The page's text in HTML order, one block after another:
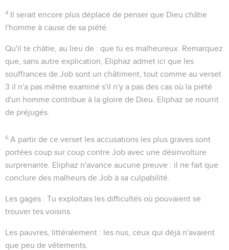
4 Il serait encore plus déplacé de penser que Dieu châtie
l'homme à cause de sa piété.
Qu'il te châtie , au lieu de : que tu es malheureux. Remarquez
que, sans autre explication, Eliphaz admet ici que les
souffrances de Job sont un châtiment, tout comme au verset
3 il n'a pas même examiné s'il n'y a pas des cas où la piété
d'un homme contribue à la gloire de Dieu. Eliphaz se nourrit
de préjugés.
6 A partir de ce verset les accusations les plus graves sont
portées coup sur coup contre Job avec une désinvolture
surprenante. Eliphaz n'avance aucune preuve : il ne fait que
conclure des malheurs de Job à sa culpabilité.
Les gages : Tu exploitais les difficultés où pouvaient se
trouver tes voisins.
Les pauvres , littéralement : les nus , ceux qui déjà n'avaient
que peu de vêtements.